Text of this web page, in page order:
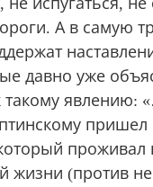
А в самую
давно уже
такому явлению:
пришел
проживал
жизни (против